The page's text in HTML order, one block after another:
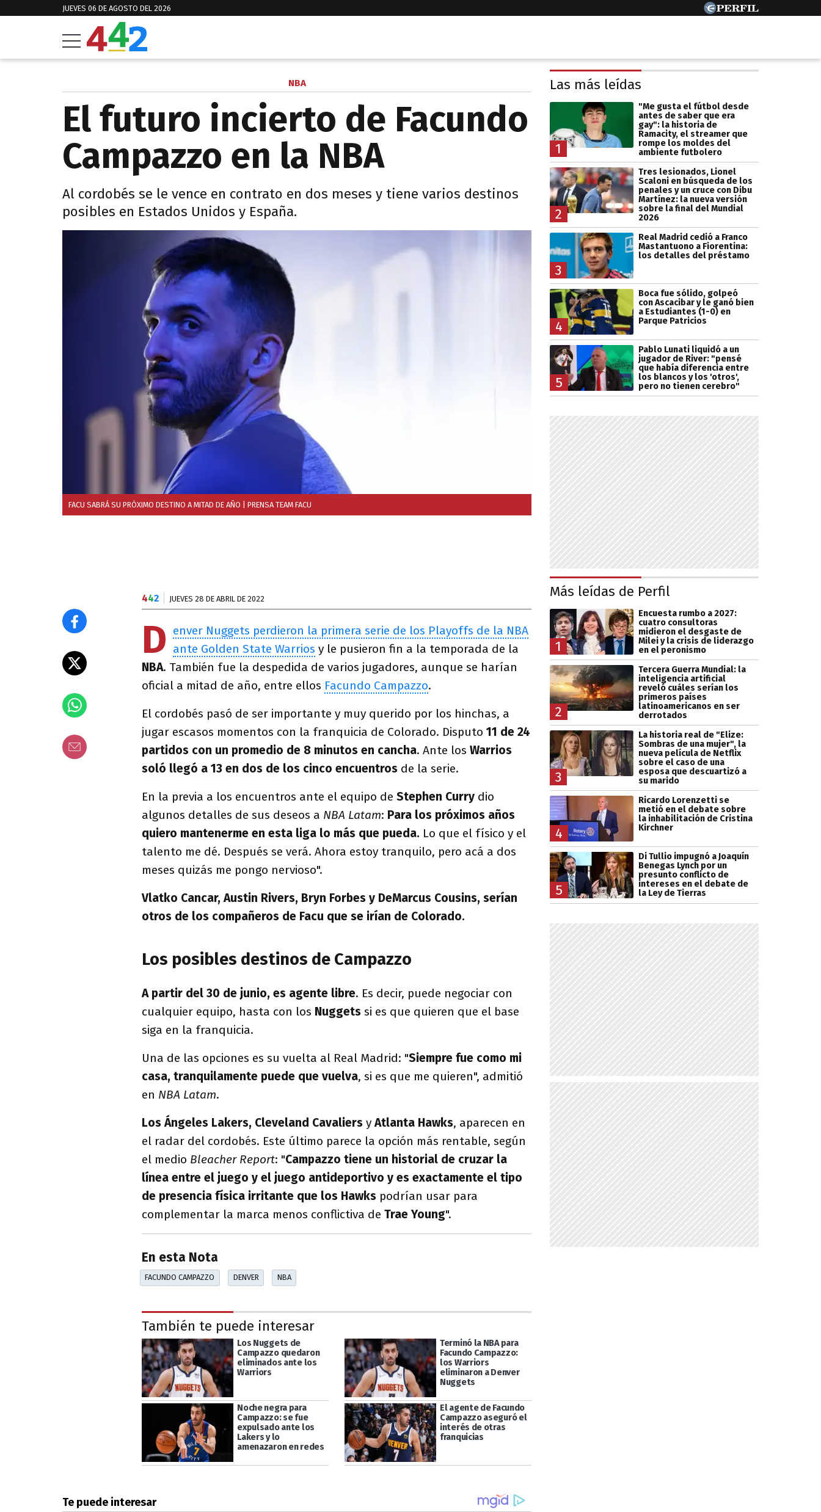
JUEVES 06 DE AGOSTO DEL 2026
NBA
El futuro incierto de Facundo
Campazzo en la NBA
Al cordobés se le vence en contrato en dos meses y tiene varios destinos
posibles en Estados Unidos y España.
FACU SABRÁ SU PRÓXIMO DESTINO A MITAD DE AÑO | PRENSA TEAM FACU
442 JUEVES 28 DE ABRIL DE 2022
D enver Nuggets perdieron la primera serie de los Playoffs de la NBA
ante Golden State Warrios y le pusieron fin a la temporada de la
NBA. También fue la despedida de varios jugadores, aunque se harían
oficial a mitad de año, entre ellos Facundo Campazzo.
El cordobés pasó de ser importante y muy querido por los hinchas, a
jugar escasos momentos con la franquicia de Colorado. Disputo 11 de 24
partidos con un promedio de 8 minutos en cancha. Ante los Warrios
soló llegó a 13 en dos de los cinco encuentros de la serie.
En la previa a los encuentros ante el equipo de Stephen Curry dio
algunos detalles de sus deseos a NBA Latam: Para los próximos años
quiero mantenerme en esta liga lo más que pueda. Lo que el físico y el
talento me dé. Después se verá. Ahora estoy tranquilo, pero acá a dos
meses quizás me pongo nervioso".
Vlatko Cancar, Austin Rivers, Bryn Forbes y DeMarcus Cousins, serían
otros de los compañeros de Facu que se irían de Colorado.
Los posibles destinos de Campazzo
A partir del 30 de junio, es agente libre. Es decir, puede negociar con
cualquier equipo, hasta con los Nuggets si es que quieren que el base
siga en la franquicia.
Una de las opciones es su vuelta al Real Madrid: "Siempre fue como mi
casa, tranquilamente puede que vuelva, si es que me quieren", admitió
en NBA Latam.
Los Ángeles Lakers, Cleveland Cavaliers yAtlanta Hawks, aparecen en
el radar del cordobés. Este último parece la opción más rentable, según
el medio Bleacher Report: "Campazzo tiene un historial de cruzar la
línea entre el juego y el juego antideportivo y es exactamente el tipo
de presencia física irritante que los Hawks podrían usar para
complementar la marca menos conflictiva de Trae Young".
En esta Nota
FACUNDO CAMPAZZO DENVER NBA
También te puede interesar
Los Nuggets de
Campazzo quedaron
eliminados ante los
Warriors
Terminó la NBA para
Facundo Campazzo:
los Warriors
eliminaron a Denver
Nuggets
Noche negra para
Campazzo: se fue
expulsado ante los
Lakers y lo
amenazaron en redes
El agente de Facundo
Campazzo aseguró el
interés de otras
franquicias
Las más leídas
1
"Me gusta el fútbol desde
antes de saber que era
gay": la historia de
Ramacity, el streamer que
rompe los moldes del
ambiente futbolero
2
Tres lesionados, Lionel
Scaloni en búsqueda de los
penales y un cruce con Dibu
Martínez: la nueva versión
sobre la final del Mundial
2026
3
Real Madrid cedió a Franco
Mastantuono a Fiorentina:
los detalles del préstamo
4
Boca fue sólido, golpeó
con Ascacibar y le ganó bien
a Estudiantes (1-0) en
Parque Patricios
5
Pablo Lunati liquidó a un
jugador de River: "pensé
que había diferencia entre
los blancos y los 'otros',
pero no tienen cerebro"
Más leídas de Perfil
1
Encuesta rumbo a 2027:
cuatro consultoras
midieron el desgaste de
Milei y la crisis de liderazgo
en el peronismo
2
Tercera Guerra Mundial: la
inteligencia artificial
reveló cuáles serían los
primeros países
latinoamericanos en ser
derrotados
3
La historia real de "Elize:
Sombras de una mujer", la
nueva película de Netflix
sobre el caso de una
esposa que descuartizó a
su marido
4
Ricardo Lorenzetti se
metió en el debate sobre
la inhabilitación de Cristina
Kirchner
5
Di Tullio impugnó a Joaquín
Benegas Lynch por un
presunto conflicto de
intereses en el debate de
la Ley de Tierras